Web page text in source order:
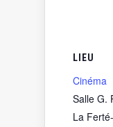
LIEU
Cinéma
Salle G.
La